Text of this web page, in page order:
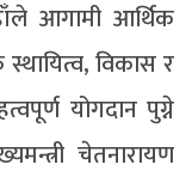
आगामी आर्थिक
विकास र
योगदान पुग्ने
चेतनारायण